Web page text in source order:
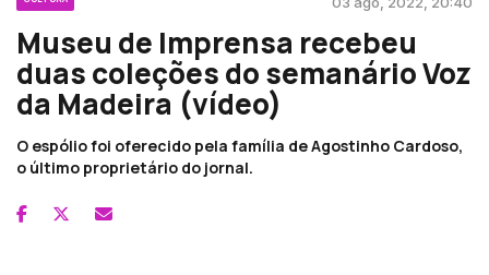
Museu de Imprensa recebeu
duas coleções do semanário Voz
da Madeira (vídeo)
O espólio foi oferecido pela família de Agostinho Cardoso,
o último proprietário do jornal.